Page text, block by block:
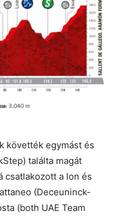
követték egymást és
találta magát
csatlakozott a Ion és
(Deceuninck-
(both UAE Team